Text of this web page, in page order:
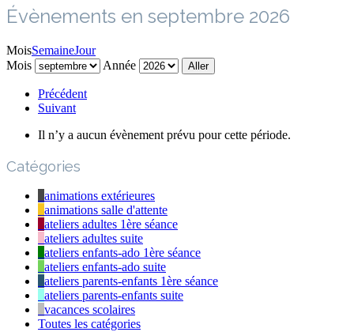
Évènements en septembre 2026
MoisSemaineJour
Mois
Année
Précédent
Suivant
Il n’y a aucun évènement prévu pour cette période.
Catégories
animations extérieures
animations salle d'attente
ateliers adultes 1ère séance
ateliers adultes suite
ateliers enfants-ado 1ère séance
ateliers enfants-ado suite
ateliers parents-enfants 1ère séance
ateliers parents-enfants suite
vacances scolaires
Toutes les catégories